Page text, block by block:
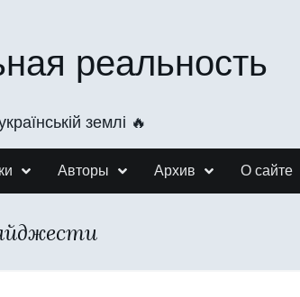
реальность
землі 🔥
Авторы Архив О сайте